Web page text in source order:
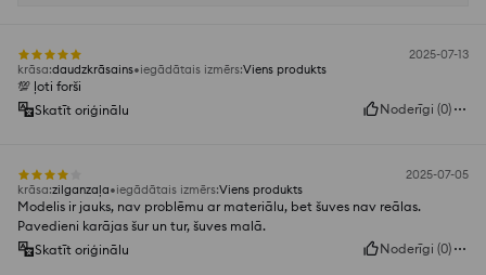
2025-07-13
krāsa:daudzkrāsains iegādātais izmērs:Viens produkts
💯 ļoti forši
Skatīt oriģinālu
Noderīgi (0)
2025-07-05
krāsa:zilganzaļa iegādātais izmērs:Viens produkts
Modelis ir jauks, nav problēmu ar materiālu, bet šuves nav reālas.
Pavedieni karājas šur un tur, šuves malā.
Skatīt oriģinālu
Noderīgi (0)